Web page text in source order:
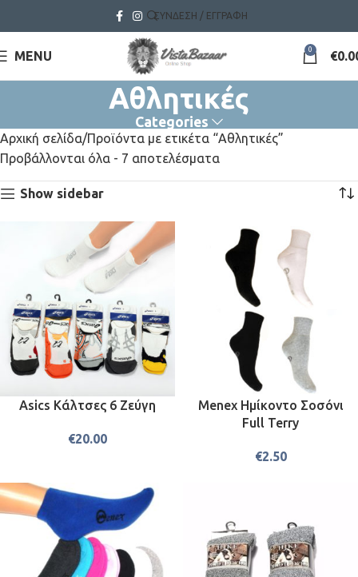
ΣΎΝΔΕΣΗ / ΕΓΓΡΑΦΉ
MENU 0 €
Αθλητικές
Categories
Αρχική σελίδα Προϊόντα με ετικέτα “Αθλητικές”
Προβάλλονται όλα - 7 αποτελέσματα
Show sidebar
Asics Κάλτσες 6 Ζεύγη
€20.00
Menex Ημίκοντο Σοσόνι
Full Terry
€2.50